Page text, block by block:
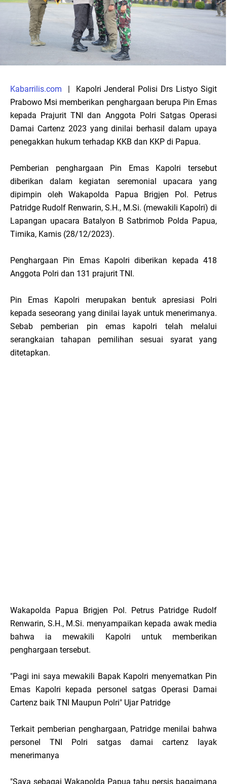
Kabarrilis.com | Kapolri Jenderal Polisi Drs Listyo Sigit
Prabowo Msi memberikan penghargaan berupa Pin Emas
kepada Prajurit TNI dan Anggota Polri Satgas Operasi
Damai Cartenz 2023 yang dinilai berhasil dalam upaya
penegakkan hukum terhadap KKB dan KKP di Papua.
Pemberian penghargaan Pin Emas Kapolri tersebut
diberikan dalam kegiatan seremonial upacara yang
dipimpin oleh Wakapolda Papua Brigjen Pol. Petrus
Patridge Rudolf Renwarin, S.H., M.Si. (mewakili Kapolri) di
Lapangan upacara Batalyon B Satbrimob Polda Papua,
Timika, Kamis (28/12/2023).
Penghargaan Pin Emas Kapolri diberikan kepada 418
Anggota Polri dan 131 prajurit TNI.
Pin Emas Kapolri merupakan bentuk apresiasi Polri
kepada seseorang yang dinilai layak untuk menerimanya.
Sebab pemberian pin emas kapolri telah melalui
serangkaian tahapan pemilihan sesuai syarat yang
ditetapkan.
Wakapolda Papua Brigjen Pol. Petrus Patridge Rudolf
Renwarin, S.H., M.Si. menyampaikan kepada awak media
bahwa ia mewakili Kapolri untuk memberikan
penghargaan tersebut.
"Pagi ini saya mewakili Bapak Kapolri menyematkan Pin
Emas Kapolri kepada personel satgas Operasi Damai
Cartenz baik TNI Maupun Polri" Ujar Patridge
Terkait pemberian penghargaan, Patridge menilai bahwa
personel TNI Polri satgas damai cartenz layak
menerimanya
"Saya sebagai Wakapolda Papua tahu persis bagaimana